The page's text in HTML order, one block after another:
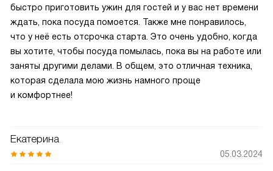
быстро приготовить ужин для гостей и у вас нет времени
ждать, пока посуда помоется. Также мне понравилось,
что у неё есть отсрочка старта. Это очень удобно, когда
вы хотите, чтобы посуда помылась, пока вы на работе или
заняты другими делами. В общем, это отличная техника,
которая сделала мою жизнь намного проще
и комфортнее!
Екатерина
05.03.2024